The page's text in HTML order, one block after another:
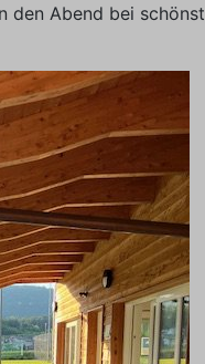
den Abend bei